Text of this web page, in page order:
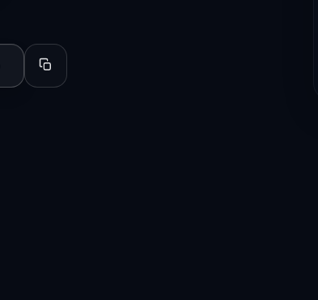
Copiar perfil para compartir